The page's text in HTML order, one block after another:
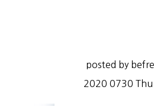
posted by
2020 0730